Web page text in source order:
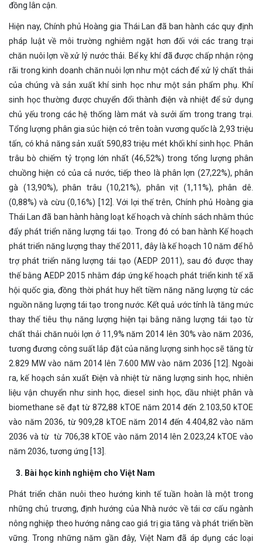
đồng lân cận.
Hiện nay, Chính phủ Hoàng gia Thái Lan đã ban hành các quy định
pháp luật về môi trường nghiêm ngặt hơn đối với các trang trại
chăn nuôi lợn về xử lý nước thải. Bể kỵ khí đã được chấp nhận rộng
rãi trong kinh doanh chăn nuôi lợn như một cách để xử lý chất thải
của chúng và sản xuất khí sinh học như một sản phẩm phụ. Khí
sinh học thường được chuyển đổi thành điện và nhiệt để sử dụng
chủ yếu trong các hệ thống làm mát và sưởi ấm trong trang trại.
Tổng lượng phân gia súc hiện có trên toàn vương quốc là 2,93 triệu
tấn, có khả năng sản xuất 590,83 triệu mét khối khí sinh học. Phân
trâu bò chiếm tỷ trọng lớn nhất (46,52%) trong tổng lượng phân
chuồng hiện có của cả nước, tiếp theo là phân lợn (27,22%), phân
gà (13,90%), phân trâu (10,21%), phân vịt (1,11%), phân dê.
(0,88%) và cừu (0,16%) [12]. Với lợi thế trên, Chính phủ Hoàng gia
Thái Lan đã ban hành hàng loạt kế hoạch và chính sách nhằm thúc
đẩy phát triển năng lượng tái tạo. Trong đó có ban hành Kế hoạch
phát triển năng lượng thay thế 2011, đây là kế hoạch 10 năm để hỗ
trợ phát triển năng lượng tái tạo (AEDP 2011), sau đó được thay
thế bằng AEDP 2015 nhằm đáp ứng kế hoạch phát triển kinh tế xã
hội quốc gia, đồng thời phát huy hết tiềm năng năng lượng từ các
nguồn năng lượng tái tạo trong nước. Kết quả ước tính là tăng mức
thay thế tiêu thụ năng lượng hiện tại bằng năng lượng tái tạo từ
chất thải chăn nuôi lợn ở 11,9% năm 2014 lên 30% vào năm 2036,
tương đương công suất lắp đặt của năng lượng sinh học sẽ tăng từ
2.829 MW vào năm 2014 lên 7.600 MW vào năm 2036 [12]. Ngoài
ra, kế hoạch sản xuất Điện và nhiệt từ năng lượng sinh học, nhiên
liệu vận chuyển như sinh học, diesel sinh học, dầu nhiệt phân và
biomethane sẽ đạt từ 872,88 kTOE năm 2014 đến 2.103,50 kTOE
vào năm 2036, từ 909,28 kTOE năm 2014 đến 4.404,82 vào năm
2036 và từ từ 706,38 kTOE vào năm 2014 lên 2.023,24 kTOE vào
năm 2036, tương ứng [13].
3. Bài học kinh nghiệm cho Việt Nam
​Phát triển chăn nuôi theo hướng kinh tế tuần hoàn là một trong
những chủ trương, định hướng của Nhà nước về tái cơ cấu ngành
nông nghiệp theo hướng nâng cao giá trị gia tăng và phát triển bền
vững. Trong những năm gần đây, Việt Nam đã áp dụng các loại